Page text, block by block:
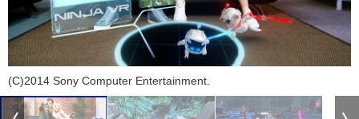
(C)2014 Sony Computer Entertainment.